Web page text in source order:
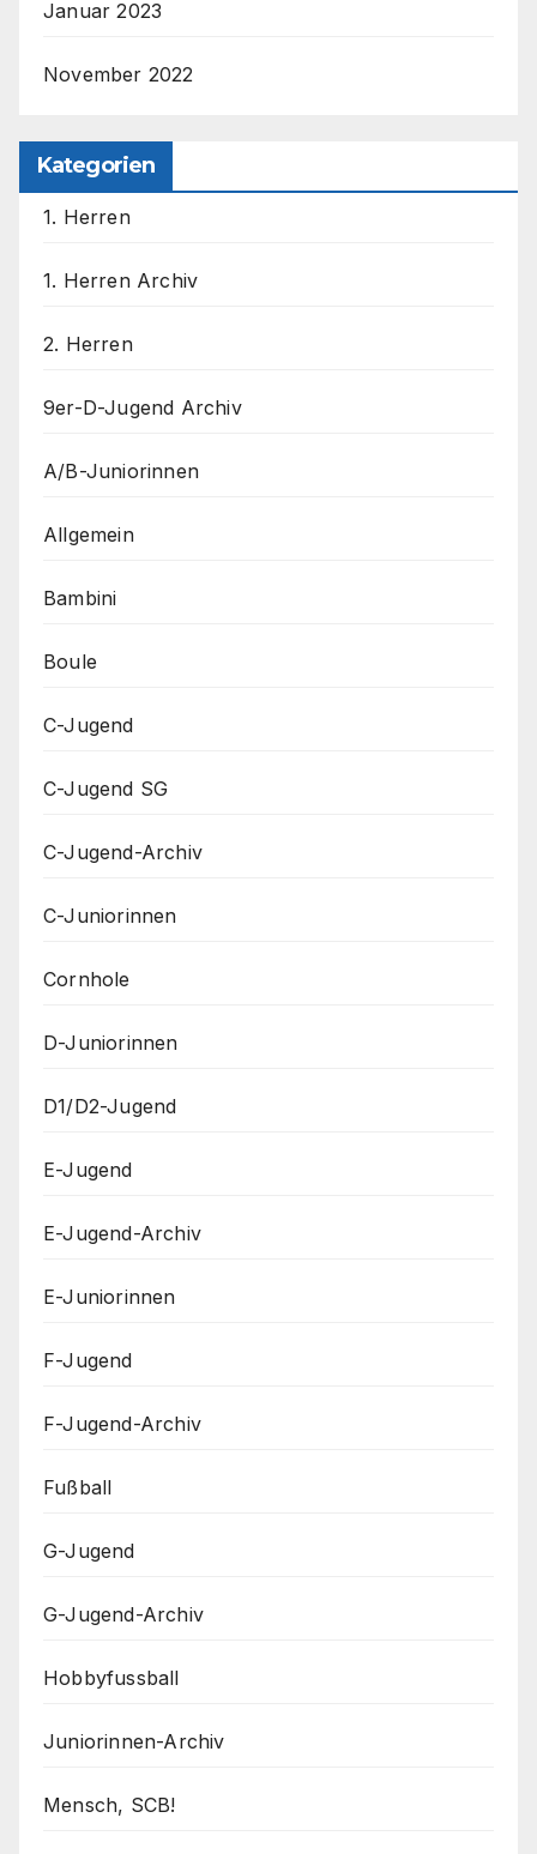
Januar 2023
November 2022
Kategorien
1. Herren
1. Herren Archiv
2. Herren
9er-D-Jugend Archiv
A/B-Juniorinnen
Allgemein
Bambini
Boule
C-Jugend
C-Jugend SG
C-Jugend-Archiv
C-Juniorinnen
Cornhole
D-Juniorinnen
D1/D2-Jugend
E-Jugend
E-Jugend-Archiv
E-Juniorinnen
F-Jugend
F-Jugend-Archiv
Fußball
G-Jugend
G-Jugend-Archiv
Hobbyfussball
Juniorinnen-Archiv
Mensch, SCB!